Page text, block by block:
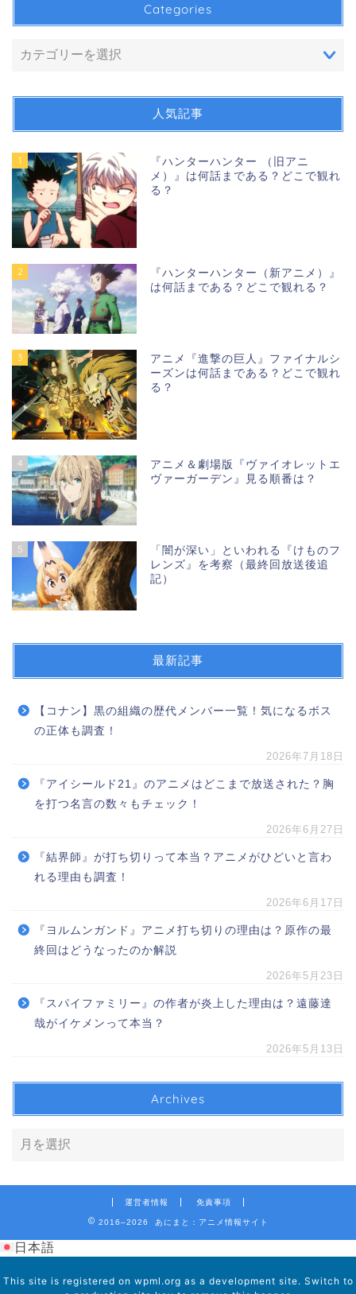
Categories
人気記事
1
『ハンターハンター （旧アニ
メ）』は何話まである？どこで観れ
る？
2
『ハンターハンター（新アニメ）』
は何話まである？どこで観れる？
3
アニメ『進撃の巨人』ファイナルシ
ーズンは何話まである？どこで観れ
る？
4
アニメ＆劇場版『ヴァイオレットエ
ヴァーガーデン』見る順番は？
5
「闇が深い」といわれる『けものフ
レンズ』を考察（最終回放送後追
記）
最新記事
【コナン】黒の組織の歴代メンバー一覧！気になるボス
の正体も調査！
2026年7月18日
『アイシールド21』のアニメはどこまで放送された？胸
を打つ名言の数々もチェック！
2026年6月27日
『結界師』が打ち切りって本当？アニメがひどいと言わ
れる理由も調査！
2026年6月17日
『ヨルムンガンド』アニメ打ち切りの理由は？原作の最
終回はどうなったのか解説
2026年5月23日
『スパイファミリー』の作者が炎上した理由は？遠藤達
哉がイケメンって本当？
2026年5月13日
Archives
運営者情報 免責事項
2016–2026 あにまと：アニメ情報サイト
日本語
This site is registered on wpml.org as a development site. Switch to